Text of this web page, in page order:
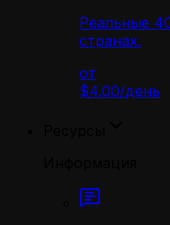
Реальные
странах.
от
$4.00/день